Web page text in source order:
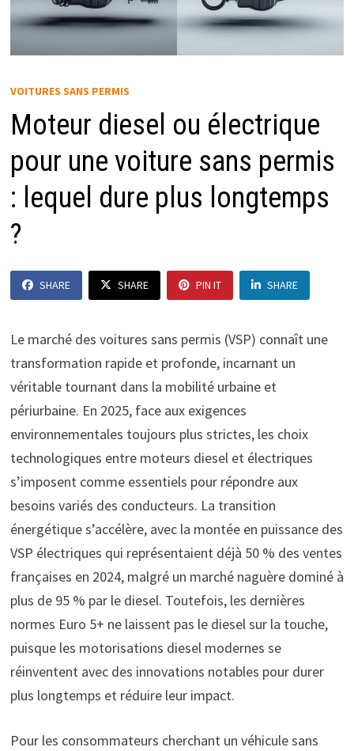
VOITURES SANS PERMIS
Moteur diesel ou électrique
pour une voiture sans permis
: lequel dure plus longtemps
?
SHARE SHARE PIN IT SHARE
Le marché des voitures sans permis (VSP) connaît une
transformation rapide et profonde, incarnant un
véritable tournant dans la mobilité urbaine et
périurbaine. En 2025, face aux exigences
environnementales toujours plus strictes, les choix
technologiques entre moteurs diesel et électriques
s’imposent comme essentiels pour répondre aux
besoins variés des conducteurs. La transition
énergétique s’accélère, avec la montée en puissance des
VSP électriques qui représentaient déjà 50 % des ventes
françaises en 2024, malgré un marché naguère dominé à
plus de 95 % par le diesel. Toutefois, les dernières
normes Euro 5+ ne laissent pas le diesel sur la touche,
puisque les motorisations diesel modernes se
réinventent avec des innovations notables pour durer
plus longtemps et réduire leur impact.
Pour les consommateurs cherchant un véhicule sans